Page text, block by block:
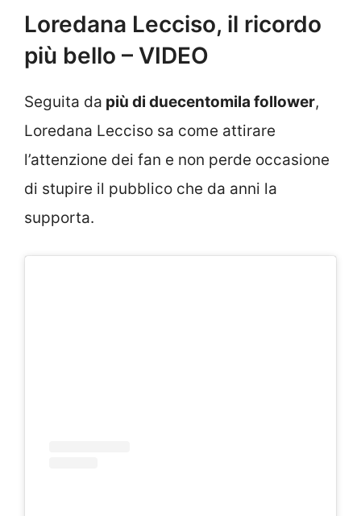
Loredana Lecciso, il ricordo
più bello – VIDEO
Seguita da più di duecentomila follower,
Loredana Lecciso sa come attirare
l’attenzione dei fan e non perde occasione
di stupire il pubblico che da anni la
supporta.